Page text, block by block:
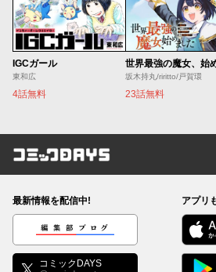
IGCガール
東和広
4話無料
坂木持丸/riritto/戸賀環
23話無料
コミックDAYS
最新情報を配信中!
編集部ブログ
コミックDAYS
アプリ